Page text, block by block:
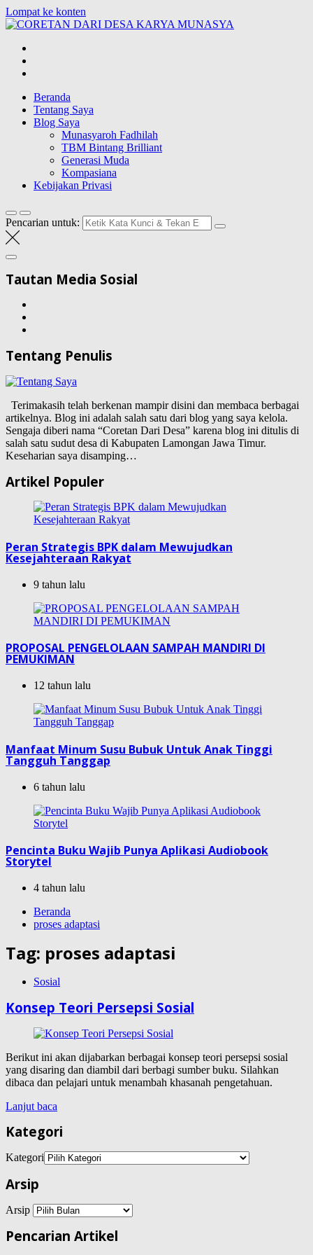
Lompat ke konten
Blog Wong Ndeso yang ingin berbagi berbagai hal di sekitarnya
Beranda
Tentang Saya
Blog Saya
Munasyaroh Fadhilah
TBM Bintang Brilliant
Generasi Muda
Kompasiana
Kebijakan Privasi
Pencarian untuk:
Tautan Media Sosial
Tentang Penulis
Terimakasih telah berkenan mampir disini dan membaca berbagai
artikelnya. Blog ini adalah salah satu dari blog yang saya kelola.
Sengaja diberi nama “Coretan Dari Desa” karena blog ini ditulis di
salah satu sudut desa di Kabupaten Lamongan Jawa Timur.
Keseharian saya disamping…
Artikel Populer
Peran Strategis BPK dalam Mewujudkan
Kesejahteraan Rakyat
9 tahun lalu
PROPOSAL PENGELOLAAN SAMPAH MANDIRI DI
PEMUKIMAN
12 tahun lalu
Manfaat Minum Susu Bubuk Untuk Anak Tinggi
Tangguh Tanggap
6 tahun lalu
Pencinta Buku Wajib Punya Aplikasi Audiobook
Storytel
4 tahun lalu
Beranda
proses adaptasi
Tag: proses adaptasi
Sosial
Konsep Teori Persepsi Sosial
Berikut ini akan dijabarkan berbagai konsep teori persepsi sosial
yang disaring dan diambil dari berbagi sumber buku. Silahkan
dibaca dan pelajari untuk menambah khasanah pengetahuan.
Lanjut baca
Kategori
Kategori
Arsip
Arsip
Pencarian Artikel